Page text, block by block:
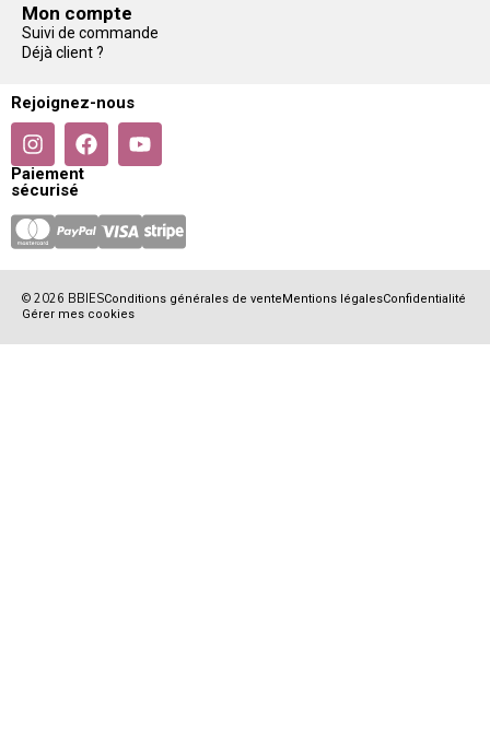
Mon compte
Suivi de commande
Déjà client ?
Rejoignez-nous
Paiement
sécurisé
© 2026 BBIESConditions générales de venteMentions légalesConfidentialité
Gérer mes cookies